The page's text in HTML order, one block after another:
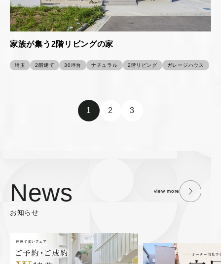
家族が集う2階リビングの家
埼玉 2階建て 30坪台 ナチュラル 2階リビング ガレージハウス
1 2 3
News
お知らせ
view more